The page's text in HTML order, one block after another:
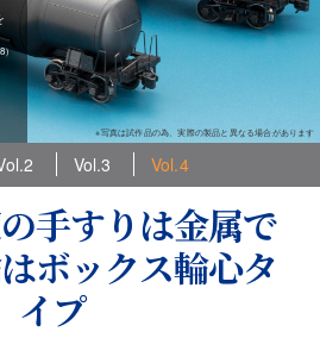
）
※写真は試作品の為、実際の製品と異なる場合があります
Vol.3 Vol.4
手すりは金属で
ボックス輪心タ
イプ